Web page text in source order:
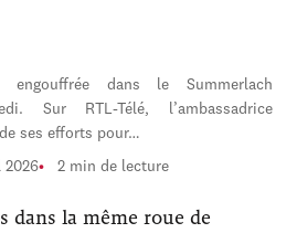
engouffrée dans le Summerlach
Sur RTL-Télé, l’ambassadrice
ses efforts pour…
2026 2 min de lecture
dans la même roue de